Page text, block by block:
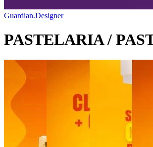
Guardian.Designer
PASTELARIA /